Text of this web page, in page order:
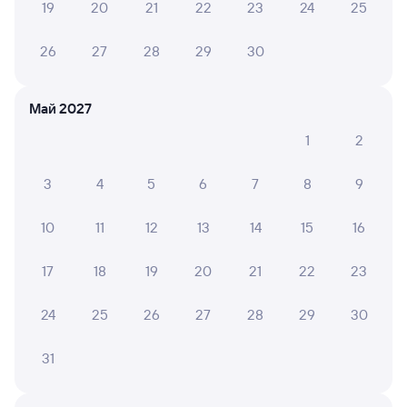
Оформление без регистрации на сайте
Что нужно, чтобы сесть в поезд?
Как вернуть билет?
Что делать, если ошибся при вводе данных
Как перевезти животное в поезде?
бухгалтерии?
Что делать, если оплата не проходит?
19 20 21 22 23 24 25
26 27 28 29 30
Май 2027
1
2
3 4 5 6 7 8 9
10 11 12 13 14 15 16
17 18 19 20 21 22 23
24 25 26 27 28 29 30
31